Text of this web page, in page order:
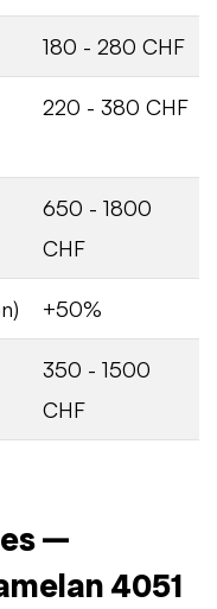
180 - 280 CHF
220 - 380 CHF
650 - 1800
CHF
+50%
350 - 1500
CHF
—
4051